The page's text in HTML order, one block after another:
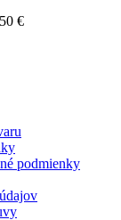
€
podmienky